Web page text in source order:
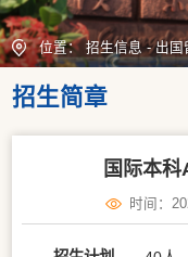
位置： 招生信息-出国
招生简章
国际本
时间：